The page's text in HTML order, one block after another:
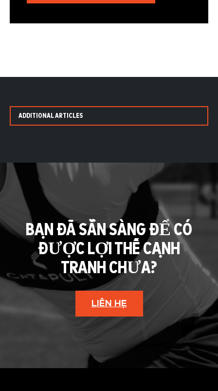
ADDITIONAL ARTICLES
BẠN ĐÃ SẴN SÀNG ĐỂ CÓ
ĐƯỢC LỢI THẾ CẠNH
TRANH CHƯA?
LIÊN HỆ